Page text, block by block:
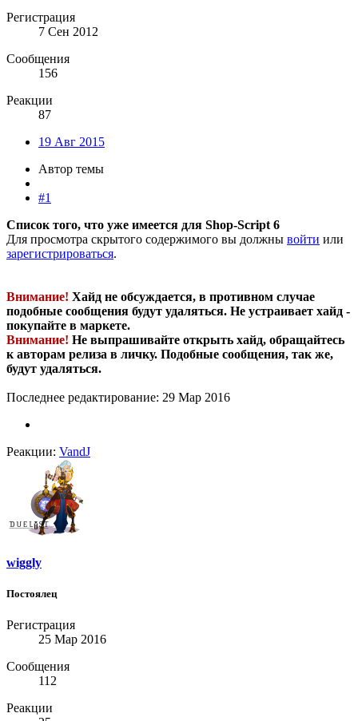
Регистрация
7 Сен 2012
Сообщения
156
Реакции
87
19 Авг 2015
Автор темы
#1
Список того, что уже имеется для Shop-Script 6
Для просмотра скрытого содержимого вы должны войти или
зарегистрироваться.
Внимание! Хайд не обсуждается, в противном случае
подобные сообщения будут удаляться. Не устраивает хайд -
покупайте в маркете.
Внимание! Не выпрашивайте открыть хайд, обращайтесь
к авторам релиза в личку. Подобные сообщения, так же,
будут удаляться.
Последнее редактирование: 29 Мар 2016
Реакции: VandJ
wiggly
Постоялец
Регистрация
25 Мар 2016
Сообщения
112
Реакции